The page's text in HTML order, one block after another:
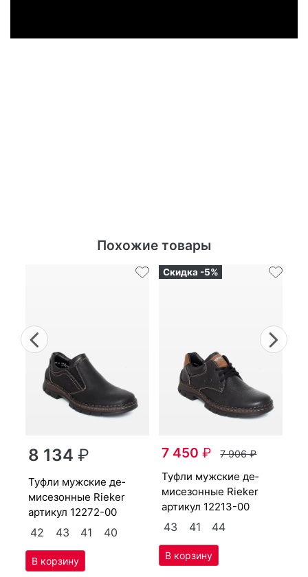
Похожие товары
Previous
8 134₽
туф­ли мужс­кие де­
мисе­зон­ные Ri­eker
артикул 12272-00
42 43 41 40
Скидка -5%
7 450₽ 7 906₽
туф­ли мужс­кие де­
мисе­зон­ные Ri­eker
артикул 12213-00
43 41 44